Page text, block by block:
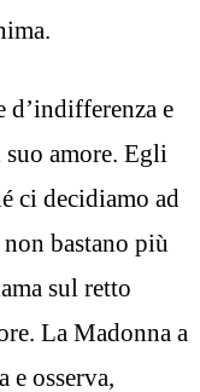
d’indifferenza e
amore. Egli
ci decidiamo ad
bastano più
sul retto
La Madonna a
e osserva,